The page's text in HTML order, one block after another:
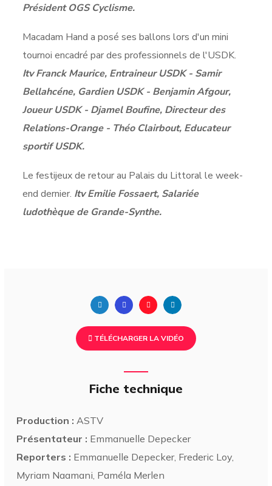
Président OGS Cyclisme.
Macadam Hand a posé ses ballons lors d'un mini
tournoi encadré par des professionnels de l'USDK.
Itv Franck Maurice, Entraineur USDK - Samir
Bellahcéne, Gardien USDK - Benjamin Afgour,
Joueur USDK - Djamel Boufine, Directeur des
Relations-Orange - Théo Clairbout, Educateur
sportif USDK.
Le festijeux de retour au Palais du Littoral le week-
end dernier. Itv Emilie Fossaert, Salariée
ludothèque de Grande-Synthe.
TÉLÉCHARGER LA VIDÉO
Fiche technique
Production : ASTV
Présentateur : Emmanuelle Depecker
Reporters : Emmanuelle Depecker, Frederic Loy,
Myriam Naamani, Paméla Merlen